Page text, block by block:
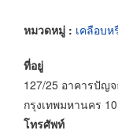
หมวดหมู่ : เคลือบ
ที่อยู่
127/25 อาคารปัญ
กรุงเทพมหานคร
โทรศัพท์